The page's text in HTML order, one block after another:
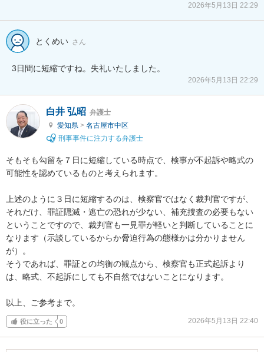
2026年5月13日 22:29
とくめい さん
3日間に短縮ですね。失礼いたしました。
2026年5月13日 22:29
白井 弘昭 弁護士
愛知県 > 名古屋市中区
刑事事件に注力する弁護士
そもそも勾留を７日に短縮している時点で、検事が不起訴や略式の
可能性を認めているものと考えられます。
上述のように３日に短縮するのは、検察官ではなく裁判官ですが、
それだけ、罪証隠滅・逃亡の恐れが少ない、補充捜査の必要もない
ということですので、裁判官も一見罪が軽いと判断していることに
なります（示談しているからか脅迫行為の態様かは分かりません
が）。
そうであれば、罪証との均衡の観点から、検察官も正式起訴より
は、略式、不起訴にしても不自然ではないことになります。
以上、ご参考まで。
役に立った 0 2026年5月13日 22:40